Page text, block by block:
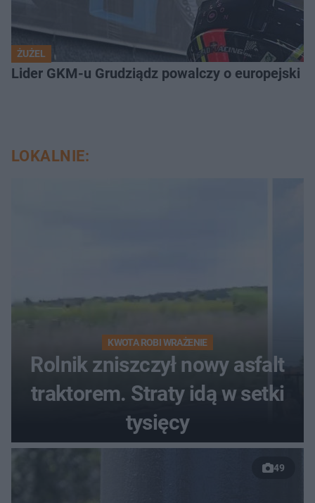
ŻUŻEL
Lider GKM-u Grudziądz powalczy o europejski
LOKALNIE:
KWOTA ROBI WRAŻENIE
Rolnik zniszczył nowy asfalt
traktorem. Straty idą w setki
tysięcy
49